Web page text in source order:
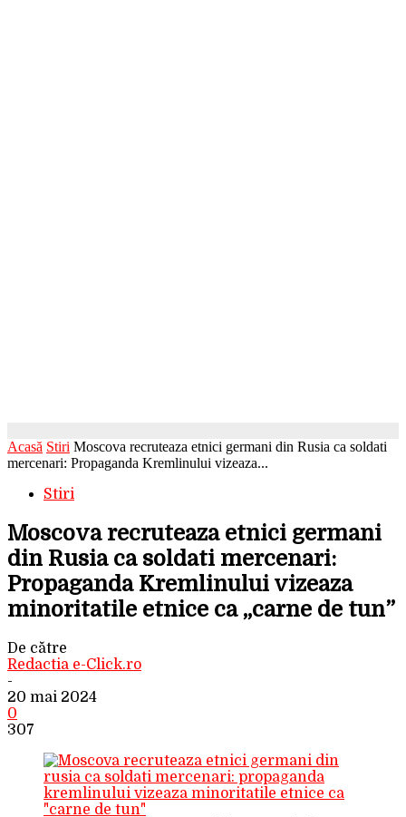
Acasă Stiri Moscova recruteaza etnici germani din Rusia ca soldati
mercenari: Propaganda Kremlinului vizeaza...
Stiri
Moscova recruteaza etnici germani
din Rusia ca soldati mercenari:
Propaganda Kremlinului vizeaza
minoritatile etnice ca „carne de tun”
De către
Redactia e-Click.ro
-
20 mai 2024
0
307